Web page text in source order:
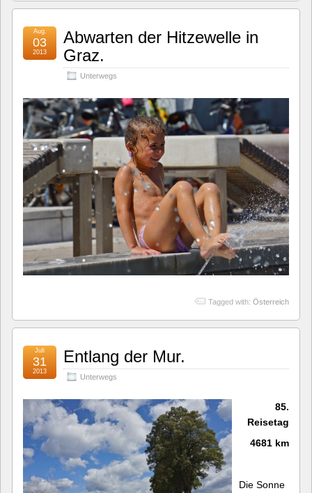
Abwarten der Hitzewelle in
Graz.
Unterwegs
Aug.
03
2013
Tagged with: Österreich
Entlang der Mur.
Unterwegs
Juli
31
2013
85.
Reisetag
4681 km
Die Sonne